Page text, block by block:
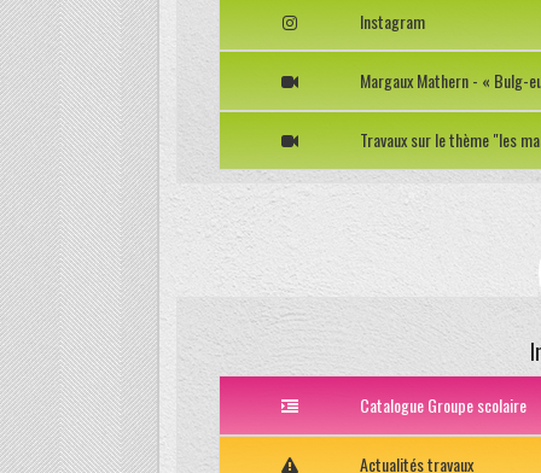
Instagram
Margaux Mathern - « Bulg-
Travaux sur le thème "les
Catalogue Groupe scolaire
Actualités travaux